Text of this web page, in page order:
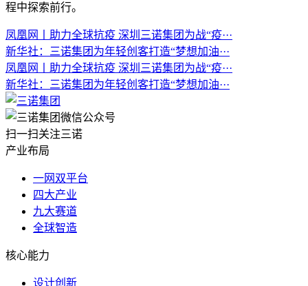
程中探索前行。
凤凰网丨助力全球抗疫 深圳三诺集团为战“疫···
新华社：三诺集团为年轻创客打造“梦想加油···
凤凰网丨助力全球抗疫 深圳三诺集团为战“疫···
新华社：三诺集团为年轻创客打造“梦想加油···
扫一扫关注三诺
产业布局
一网双平台
四大产业
九大赛道
全球智造
核心能力
设计创新